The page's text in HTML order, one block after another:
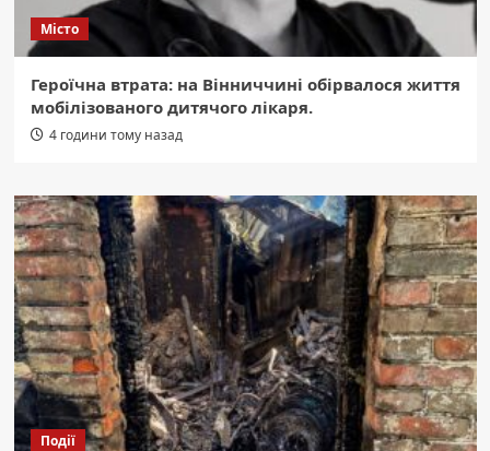
Місто
Героїчна втрата: на Вінниччині обірвалося життя
мобілізованого дитячого лікаря.
4 години тому назад
Події